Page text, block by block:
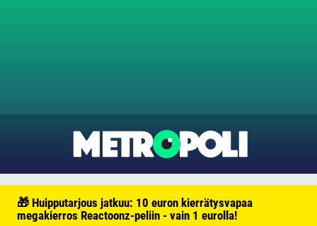
🎁 Huipputarjous jatkuu: 10 euron kierrätysvapaa
megakierros Reactoonz-peliin - vain 1 eurolla!